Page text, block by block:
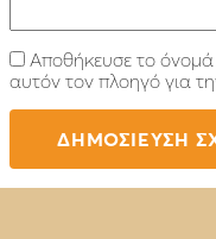
Αποθήκευσε το
αυτόν τον πλοηγό για